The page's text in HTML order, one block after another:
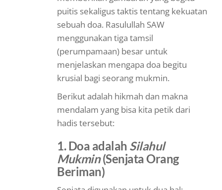
puitis sekaligus taktis tentang kekuatan
sebuah doa. Rasulullah SAW
menggunakan tiga tamsil
(perumpamaan) besar untuk
menjelaskan mengapa doa begitu
krusial bagi seorang mukmin.
Berikut adalah hikmah dan makna
mendalam yang bisa kita petik dari
hadis tersebut:
1. Doa adalah Silahul
Mukmin(Senjata Orang
Beriman)